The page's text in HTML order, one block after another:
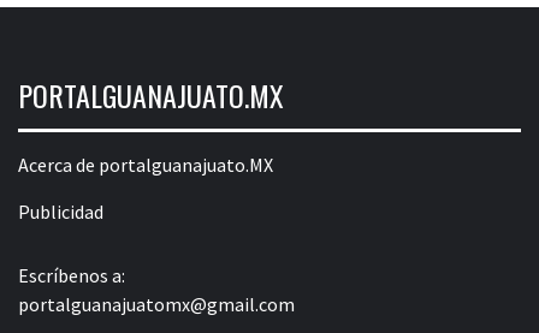
PORTALGUANAJUATO.MX
Acerca de portalguanajuato.MX
Publicidad
Escríbenos a:
portalguanajuatomx@gmail.com